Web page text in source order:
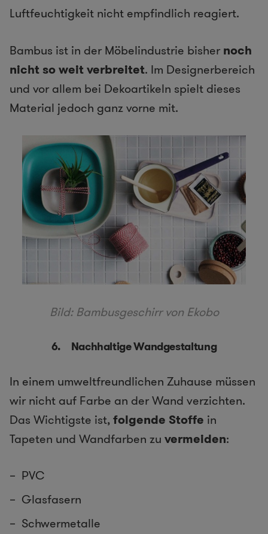
Luftfeuchtigkeit nicht empfindlich reagiert.
Bambus ist in der Möbelindustrie bisher noch
nicht so weit verbreitet. Im Designerbereich
und vor allem bei Dekoartikeln spielt dieses
Material jedoch ganz vorne mit.
Bild: Bambusgeschirr von Ekobo
6. Nachhaltige Wandgestaltung
In einem umweltfreundlichen Zuhause müssen
wir nicht auf Farbe an der Wand verzichten.
Das Wichtigste ist,folgende Stoffe in
Tapeten und Wandfarben zu vermeiden:
PVC
Glasfasern
Schwermetalle